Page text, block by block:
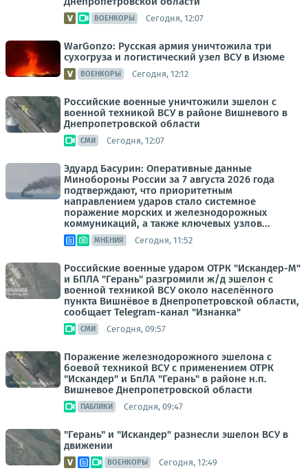
ВОЕНКОРЫ Сегодня, 12:07
WarGonzo: Русская армия уничтожила три
сухогруза и логистический узел ВСУ в Изюме
ВОЕНКОРЫ Сегодня, 12:12
Российские военные уничтожили эшелон с
военной техникой ВСУ в районе Вишневого в
Днепропетровской области
СМИ Сегодня, 12:07
Эдуард Басурин: Оперативные данные
Минобороны России за 7 августа 2026 года
подтверждают, что приоритетным
направлением ударов стало системное
поражение морских и железнодорожных
коммуникаций, а также ключевых узлов...
МНЕНИЯ Сегодня, 11:52
Российские военные ударом ОТРК "Искандер-М"
и БПЛА "Герань" разгромили ж/д эшелон с
военной техникой ВСУ около населённого
пункта Вишнёвое в Днепропетровской области,
сообщает Telegram-канал "Изнанка"
СМИ Сегодня, 09:57
Поражение железнодорожного эшелона с
боевой техникой ВСУ с применением ОТРК
"Искандер" и БпЛА "Герань" в районе н.п.
Вишневое Днепропетровской области
ПАБЛИКИ Сегодня, 09:47
"Герань" и "Искандер" разнесли эшелон ВСУ в
движении
ВОЕНКОРЫ Сегодня, 12:49